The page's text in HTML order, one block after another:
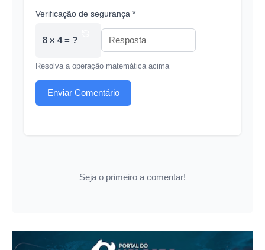
Verificação de segurança *
8 × 4 = ?
Resolva a operação matemática acima
Enviar Comentário
Seja o primeiro a comentar!